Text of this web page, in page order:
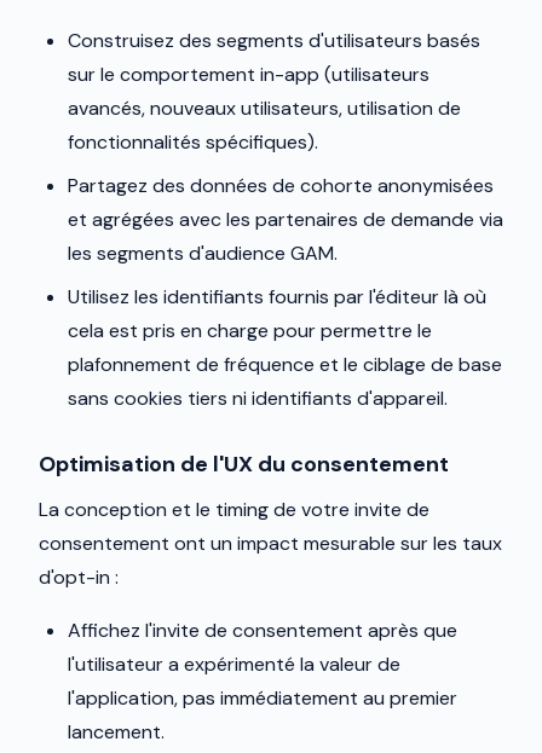
Construisez des segments d'utilisateurs basés
sur le comportement in-app (utilisateurs
avancés, nouveaux utilisateurs, utilisation de
fonctionnalités spécifiques).
Partagez des données de cohorte anonymisées
et agrégées avec les partenaires de demande via
les segments d'audience GAM.
Utilisez les identifiants fournis par l'éditeur là où
cela est pris en charge pour permettre le
plafonnement de fréquence et le ciblage de base
sans cookies tiers ni identifiants d'appareil.
Optimisation de l'UX du consentement
La conception et le timing de votre invite de
consentement ont un impact mesurable sur les taux
d'opt-in :
Affichez l'invite de consentement après que
l'utilisateur a expérimenté la valeur de
l'application, pas immédiatement au premier
lancement.